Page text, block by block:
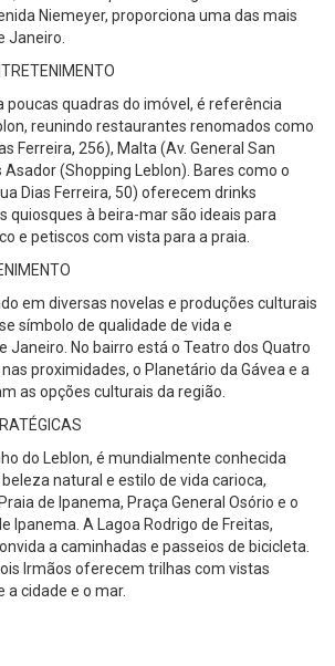
Niemeyer, proporciona uma das mais
Janeiro.
poucas quadras do imóvel, é referência
reunindo restaurantes renomados como
Ferreira, 256), Malta (Av. General San
Asador (Shopping Leblon). Bares como o
Dias Ferreira, 50) oferecem drinks
quiosques à beira-mar são ideais para
e petiscos com vista para a praia.
em diversas novelas e produções culturais
símbolo de qualidade de vida e
Janeiro. No bairro está o Teatro dos Quatro
proximidades, o Planetário da Gávea e a
as opções culturais da região.
do Leblon, é mundialmente conhecida
natural e estilo de vida carioca,
de Ipanema, Praça General Osório e o
Ipanema. A Lagoa Rodrigo de Freitas,
a caminhadas e passeios de bicicleta.
Irmãos oferecem trilhas com vistas
cidade e o mar.